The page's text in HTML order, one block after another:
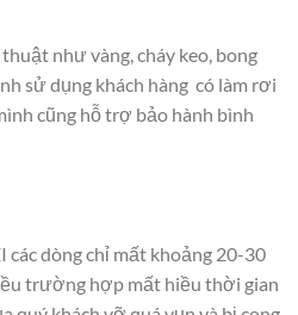
như vàng, cháy keo, bong
sử dụng khách hàng có làm rơi
cũng hỗ trợ bảo hành bình
các dòng chỉ mất khoảng 20-30
trường hợp mất hiều thời gian